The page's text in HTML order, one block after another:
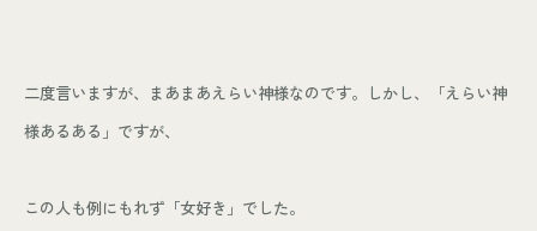
二度言いますが、まあまあえらい神様なのです。しかし、「えらい神
様あるある」ですが、
この人も例にもれず「女好き」でした。